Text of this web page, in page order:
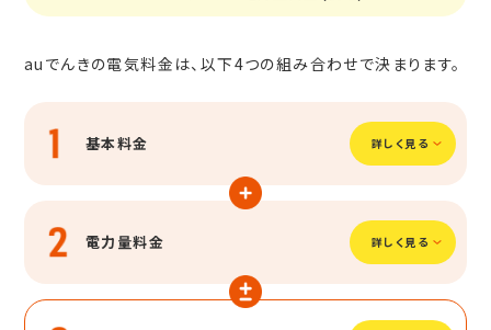
auでんきの電気料金は、以下4つの組み合わせで決まります。
基本料金
電力量料金